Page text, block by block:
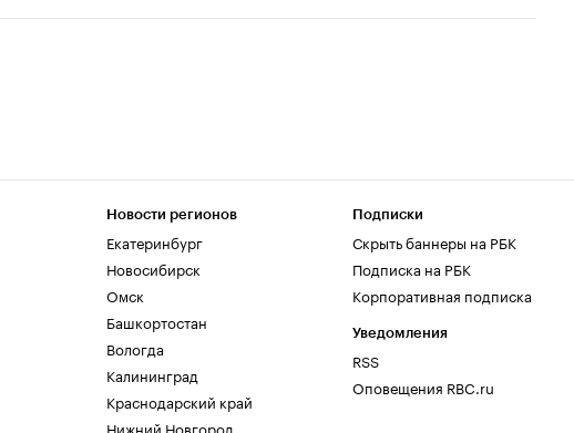
Новости регионов
Екатеринбург
Новосибирск
Омск
Башкортостан
Вологда
Калининград
Краснодарский край
Нижний Новгород
Подписки
Скрыть баннеры на РБК
Подписка на РБК
Корпоративная подписка
Уведомления
RSS
Оповещения RBC.ru